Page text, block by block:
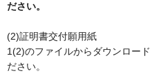
ださい。
(2)証明書交付願用紙
1(2)のファイルからダウンロー
ださい。